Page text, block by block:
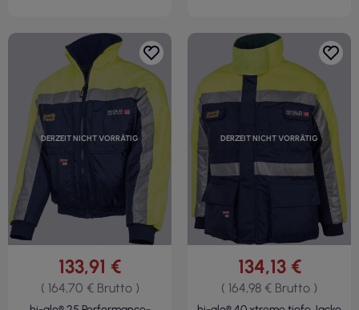
DERZEIT NICHT VORRÄTIG
133,91 €
( 164,70 € Brutto )
DERZEIT NICHT VORRÄTIG
134,13 €
( 164,98 € Brutto )